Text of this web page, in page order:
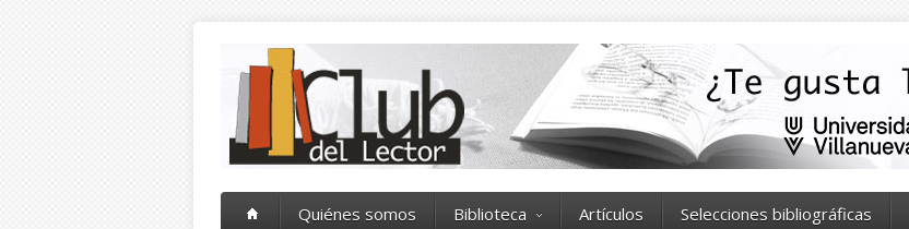
Quiénes somos Biblioteca Artículos Selecciones bibliográficas